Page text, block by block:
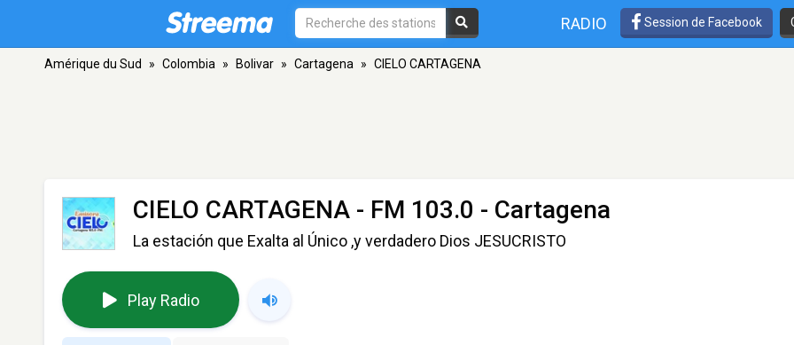
RADIO Session de Facebook
Amérique du Sud » Colombia » Bolivar » Cartagena » CIELO CARTAGENA
CIELO CARTAGENA - FM 103.0 - Cartagena
La estación que Exalta al Único ,y verdadero Dios JESUCRISTO
Play Radio